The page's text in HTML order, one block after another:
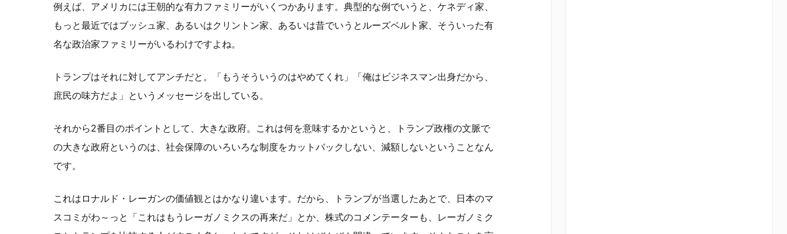
例えば、アメリカには王朝的な有力ファミリーがいくつかあります。典型的な例でいうと、ケネディ家、
もっと最近ではブッシュ家、あるいはクリントン家、あるいは昔でいうとルーズベルト家、そういった有
名な政治家ファミリーがいるわけですよね。
トランプはそれに対してアンチだと。「もうそういうのはやめてくれ」「俺はビジネスマン出身だから、
庶民の味方だよ」というメッセージを出している。
それから2番目のポイントとして、大きな政府。これは何を意味するかというと、トランプ政権の文脈で
の大きな政府というのは、社会保障のいろいろな制度をカットバックしない、減額しないということなん
です。
これはロナルド・レーガンの価値観とはかなり違います。だから、トランプが当選したあとで、日本のマ
スコミがわ～っと「これはもうレーガノミクスの再来だ」とか、株式のコメンテーターも、レーガノミク